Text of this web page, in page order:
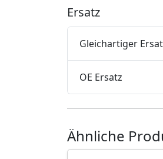
Ersatz
Gleichartiger
OE Ersatz
Ähnliche